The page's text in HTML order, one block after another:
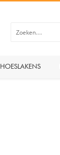
HOESLAKENS